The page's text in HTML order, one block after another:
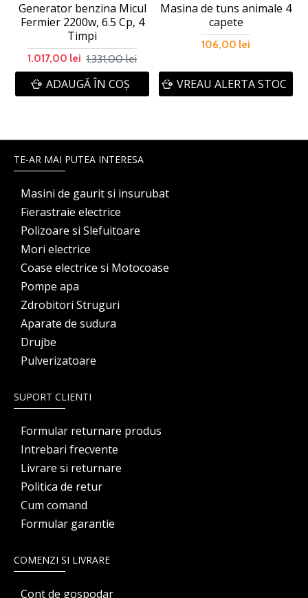
Generator benzina Micul
Fermier 2200w, 6.5 Cp, 4
Timpi
1.017,00 lei 1.331,00 lei
ADAUGĂ ÎN COŞ
Masina de tuns animale 4
capete
106,00 lei
VREAU ALERTA STOC
TE-AR MAI PUTEA INTERESA
Masini de gaurit si insurubat
Fierastraie electrice
Polizoare si Slefuitoare
Mori electrice
Coase electrice si Motocoase
Pompe apa
Zdrobitori Struguri
Aparate de sudura
Drujbe
Pulverizatoare
SUPORT CLIENTI
Formular returnare produs
Intrebari frecvente
Livrare si returnare
Politica de retur
Cum comand
Formular garantie
COMENZI SI LIVRARE
Cont de gospodar